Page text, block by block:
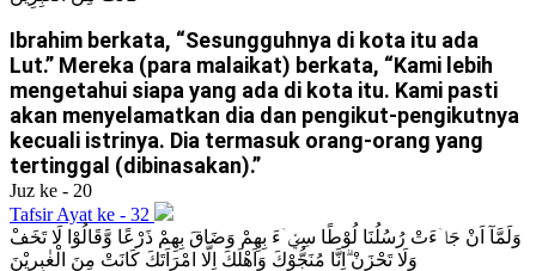
Ibrahim berkata, “Sesungguhnya di kota itu ada
Lut.” Mereka (para malaikat) berkata, “Kami lebih
mengetahui siapa yang ada di kota itu. Kami pasti
akan menyelamatkan dia dan pengikut-pengikutnya
kecuali istrinya. Dia termasuk orang-orang yang
tertinggal (dibinasakan).”
Juz ke - 20
Tafsir Ayat ke - 32
وَلَمَّآ اَنْ جَاۤءَتْ رُسُلُنَا لُوْطًا سِيْۤءَ بِهِمْ وَضَاقَ بِهِمْ ذَرْعًا وَّقَالُوْا لَا تَخَفْ
وَلَا تَحْزَنْ ۗاِنَّا مُنَجُّوْكَ وَاَهْلَكَ اِلَّا امْرَاَتَكَ كَانَتْ مِنَ الْغٰبِرِيْنَ